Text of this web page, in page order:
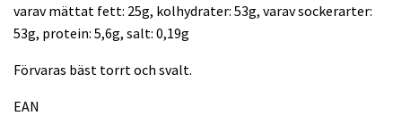
varav mättat fett: 25g, kolhydrater: 53g, varav sockerarter:
53g, protein: 5,6g, salt: 0,19g
Förvaras bäst torrt och svalt.
EAN